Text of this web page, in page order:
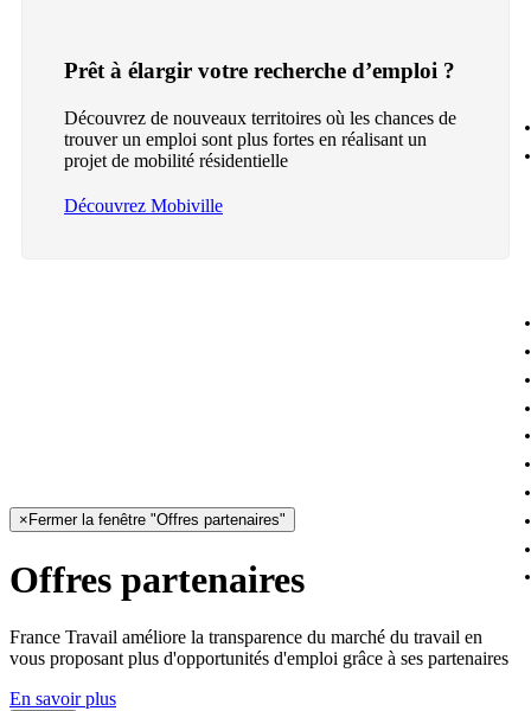
Prêt à élargir votre recherche d’emploi ?
Découvrez de nouveaux territoires où les chances de
trouver un emploi sont plus fortes en réalisant un
projet de mobilité résidentielle
Découvrez Mobiville
× Fermer la fenêtre "Offres partenaires"
Offres partenaires
France Travail améliore la transparence du marché du travail en
vous proposant plus d'opportunités d'emploi grâce à ses partenaires
En savoir plus